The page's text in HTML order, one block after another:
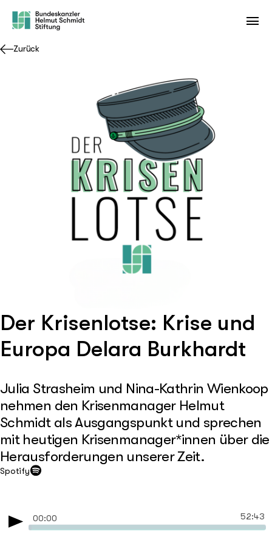
Zurück
Der Krisenlotse: Krise und
Europa Delara Burkhardt
Julia Strasheim und Nina-Kathrin Wienkoop
nehmen den Krisenmanager Helmut
Schmidt als Ausgangspunkt und sprechen
mit heutigen Krisenmanager*innen über die
Herausforderungen unserer Zeit.
Spotify
00:00 52:43